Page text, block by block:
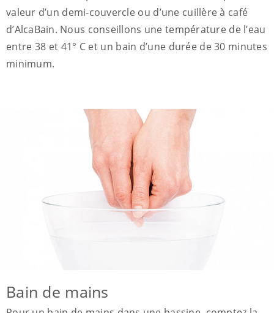
valeur d’un demi-couvercle ou d’une cuillère à café
d’AlcaBain. Nous conseillons une température de l’eau
entre 38 et 41° C et un bain d’une durée de 30 minutes
minimum.
Bain de mains